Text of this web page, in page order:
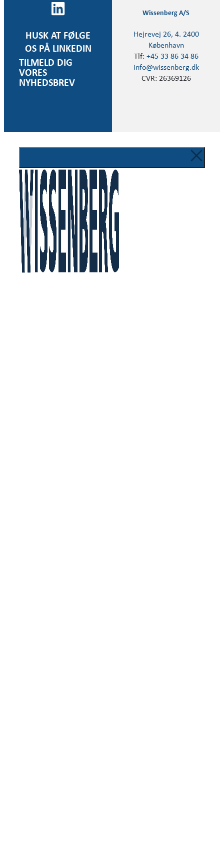
HUSK AT FØLGE
OS PÅ LINKEDIN
TILMELD DIG
VORES
NYHEDSBREV
Wissenberg A/S
Hejrevej 26, 4. 2400
København
Tlf: +45 33 86 34 86
info@wissenberg.dk
CVR: 26369126